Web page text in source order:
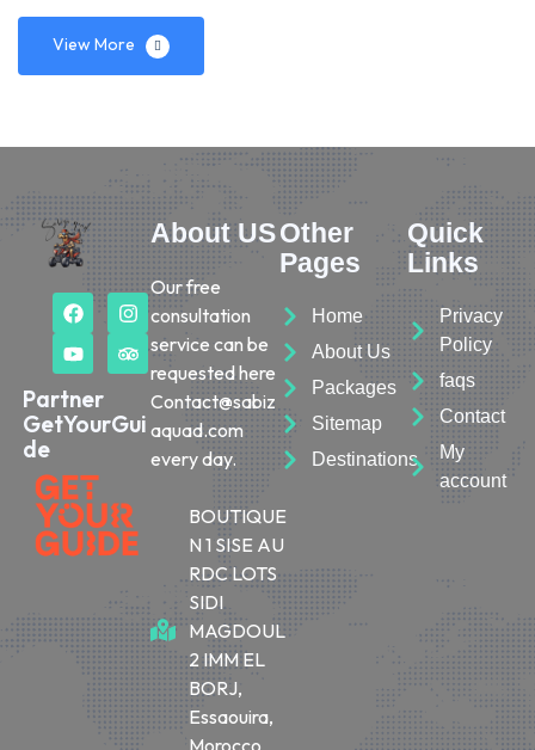
View More
Partner
GetYourGui
de
About US
Our free
consultation
service can be
requested here
Contact@sabiz
aquad.com
every day.
BOUTIQUE
N 1 SISE AU
RDC LOTS
SIDI
MAGDOUL
2 IMM EL
BORJ,
Essaouira,
Morocco
Other
Pages
Home
About Us
Packages
Sitemap
Destinations
Quick
Links
Privacy
Policy
faqs
Contact
My
account